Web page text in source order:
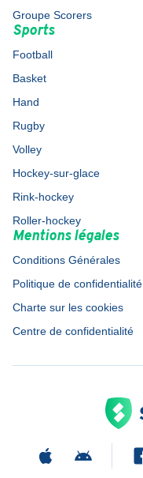
Groupe Scorers
Sports
Football
Basket
Hand
Rugby
Volley
Hockey-sur-glace
Rink-hockey
Roller-hockey
Mentions légales
Conditions Générales
Politique de confidentialité
Charte sur les cookies
Centre de confidentialité